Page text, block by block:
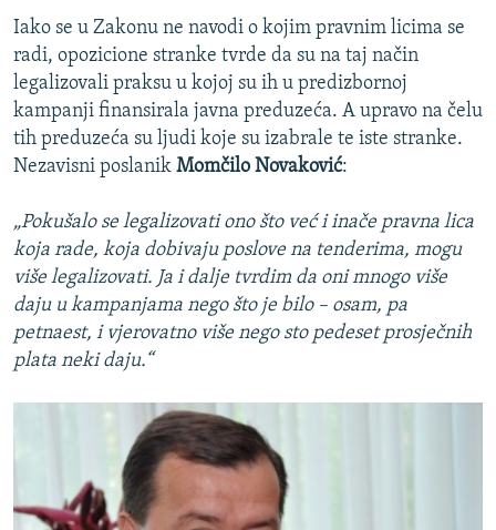
NASTANAK I RASPAD JUGOSLAVIJE
Iako se u Zakonu ne navodi o kojim pravnim licima se
radi, opozicione stranke tvrde da su na taj način
legalizovali praksu u kojoj su ih u predizbornoj
kampanji finansirala javna preduzeća. A upravo na čelu
tih preduzeća su ljudi koje su izabrale te iste stranke.
Nezavisni poslanik Momčilo Novaković:
„Pokušalo se legalizovati ono što već i inače pravna lica
koja rade, koja dobivaju poslove na tenderima, mogu
više legalizovati. Ja i dalje tvrdim da oni mnogo više
daju u kampanjama nego što je bilo – osam, pa
petnaest, i vjerovatno više nego sto pedeset prosječnih
plata neki daju.“